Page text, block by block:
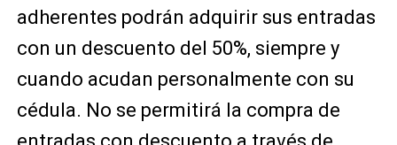
adherentes podrán adquirir sus entradas
con un descuento del 50%, siempre y
cuando acudan personalmente con su
cédula. No se permitirá la compra de